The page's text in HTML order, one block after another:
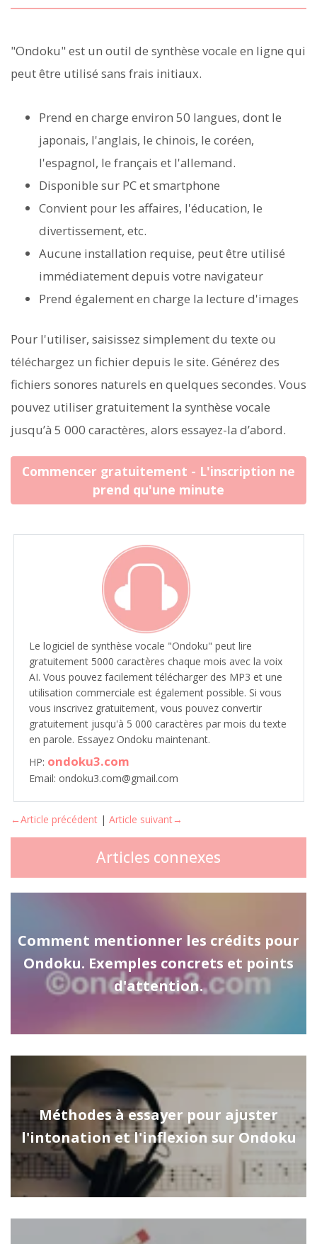
"Ondoku" est un outil de synthèse vocale en ligne qui
peut être utilisé sans frais initiaux.
Prend en charge environ 50 langues, dont le
japonais, l'anglais, le chinois, le coréen,
l'espagnol, le français et l'allemand.
Disponible sur PC et smartphone
Convient pour les affaires, l'éducation, le
divertissement, etc.
Aucune installation requise, peut être utilisé
immédiatement depuis votre navigateur
Prend également en charge la lecture d'images
Pour l'utiliser, saisissez simplement du texte ou
téléchargez un fichier depuis le site. Générez des
fichiers sonores naturels en quelques secondes. Vous
pouvez utiliser gratuitement la synthèse vocale
jusqu’à 5 000 caractères, alors essayez-la d’abord.
Commencer gratuitement - L'inscription ne
prend qu'une minute
Le logiciel de synthèse vocale "Ondoku" peut lire
gratuitement 5000 caractères chaque mois avec la voix
AI. Vous pouvez facilement télécharger des MP3 et une
utilisation commerciale est également possible. Si vous
vous inscrivez gratuitement, vous pouvez convertir
gratuitement jusqu'à 5 000 caractères par mois du texte
en parole. Essayez Ondoku maintenant.
HP: ondoku3.com
Email: ondoku3.com@gmail.com
←Article précédent | Article suivant→
Articles connexes
Comment mentionner les crédits pour
Ondoku. Exemples concrets et points
d'attention.
Méthodes à essayer pour ajuster
l'intonation et l'inflexion sur Ondoku